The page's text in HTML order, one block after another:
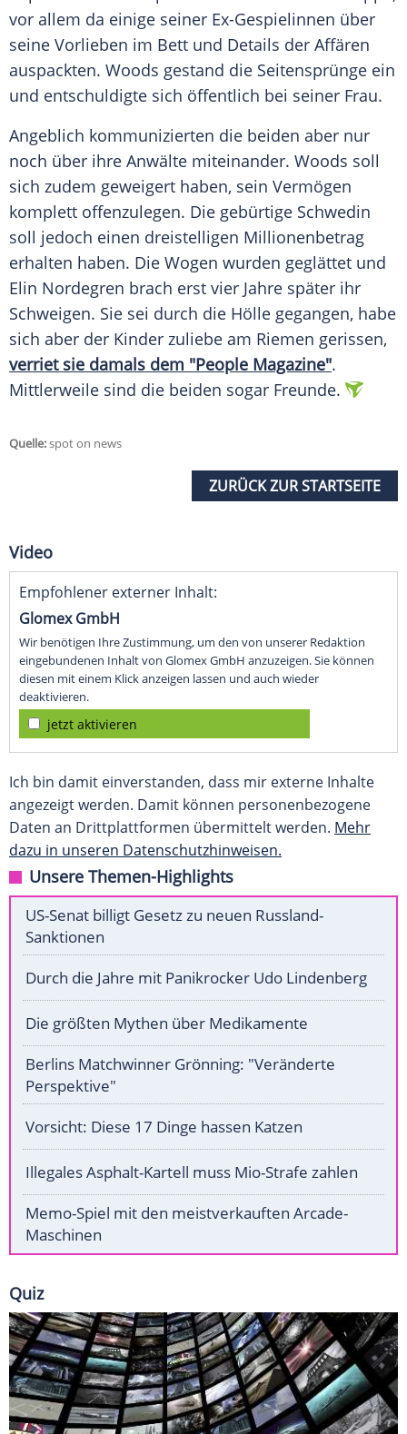
vor allem da einige seiner Ex-Gespielinnen über
seine Vorlieben im Bett und Details der Affären
auspackten. Woods gestand die Seitensprünge ein
und entschuldigte sich öffentlich bei seiner Frau.
Angeblich kommunizierten die beiden aber nur
noch über ihre Anwälte miteinander. Woods soll
sich zudem geweigert haben, sein Vermögen
komplett offenzulegen. Die gebürtige Schwedin
soll jedoch einen dreistelligen Millionenbetrag
erhalten haben. Die Wogen wurden geglättet und
Elin Nordegren brach erst vier Jahre später ihr
Schweigen. Sie sei durch die Hölle gegangen, habe
sich aber der Kinder zuliebe am Riemen gerissen,
verriet sie damals dem "People Magazine".
Mittlerweile sind die beiden sogar Freunde.
Quelle:spot on news
ZURÜCK ZUR STARTSEITE
Video
Empfohlener externer Inhalt:
Glomex GmbH
Wir benötigen Ihre Zustimmung, um den von unserer Redaktion
eingebundenen Inhalt von Glomex GmbH anzuzeigen. Sie können
diesen mit einem Klick anzeigen lassen und auch wieder
deaktivieren.
jetzt aktivieren
Ich bin damit einverstanden, dass mir externe Inhalte
angezeigt werden. Damit können personenbezogene
Daten an Drittplattformen übermittelt werden. Mehr
dazu in unseren Datenschutzhinweisen.
Unsere Themen-Highlights
US-Senat billigt Gesetz zu neuen Russland-
Sanktionen
Durch die Jahre mit Panikrocker Udo Lindenberg
Die größten Mythen über Medikamente
Berlins Matchwinner Grönning: "Veränderte
Perspektive"
Vorsicht: Diese 17 Dinge hassen Katzen
Illegales Asphalt-Kartell muss Mio-Strafe zahlen
Memo-Spiel mit den meistverkauften Arcade-
Maschinen
Quiz